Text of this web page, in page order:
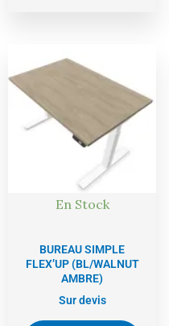
En Stock
BUREAU SIMPLE
FLEX’UP (BL/WALNUT
AMBRE)
Sur devis